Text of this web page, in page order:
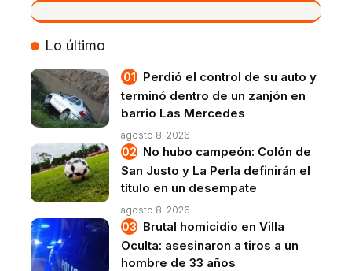
VIVO
Lo último
Perdió el control de su auto y
terminó dentro de un zanjón en
barrio Las Mercedes
agosto 8, 2026
No hubo campeón: Colón de
San Justo y La Perla definirán el
título en un desempate
agosto 8, 2026
Brutal homicidio en Villa
Oculta: asesinaron a tiros a un
hombre de 33 años